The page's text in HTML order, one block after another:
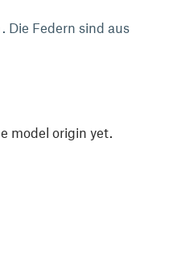
Die Federn sind aus
model origin yet.